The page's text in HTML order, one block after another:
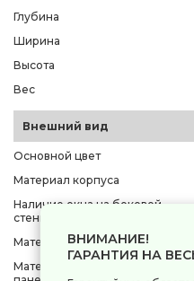
Глубина
Ширина
Высота
Вес
Внешний вид
Основной цвет
Материал корпуса
Наличие окна на боковой
стенке
Материал окна
Материал фронтальной
ВНИМАНИЕ!
ГАРАНТИЯ НА